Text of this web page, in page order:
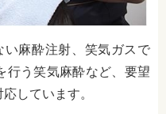
い麻酔注射、笑気ガスで
行う笑気麻酔など、要望
しています。